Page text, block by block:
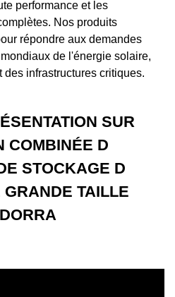
performance et les
Nos produits
répondre aux demandes
de l'énergie solaire,
infrastructures critiques.
SUR
COMBINÉE D
STOCKAGE D
TAILLE